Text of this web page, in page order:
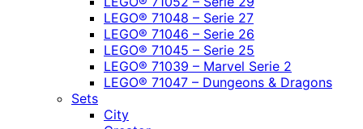
LEGO® 71048 – Serie 27
LEGO® 71046 – Serie 26
LEGO® 71045 – Serie 25
LEGO® 71039 – Marvel Serie 2
LEGO® 71047 – Dungeons & Dragons
Sets
City